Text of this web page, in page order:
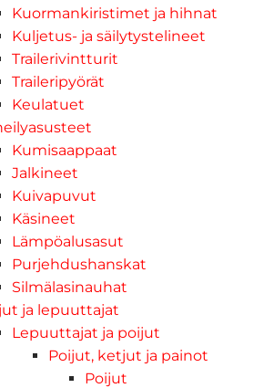
Kuormankiristimet ja hihnat
Kuljetus- ja säilytystelineet
Trailerivintturit
Traileripyörät
Keulatuet
Kumisaappaat
Jalkineet
Kuivapuvut
Käsineet
Lämpöalusasut
Purjehdushanskat
Silmälasinauhat
ja lepuuttajat
Lepuuttajat ja poijut
Poijut, ketjut ja painot
Poijut